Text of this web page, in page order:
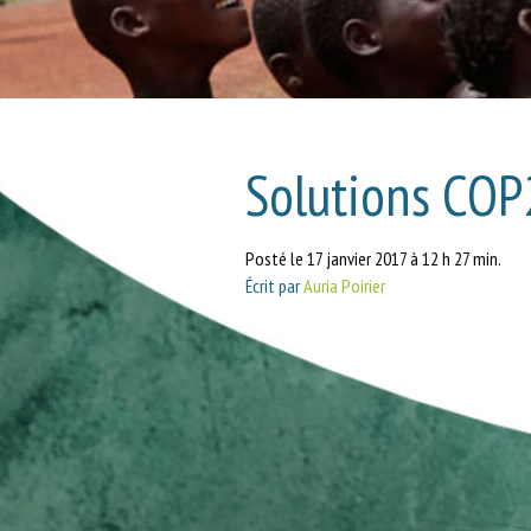
Solutions
Posté le 17 janvier 2017 à 12 h 27 min.
Écrit parAuria Poirier